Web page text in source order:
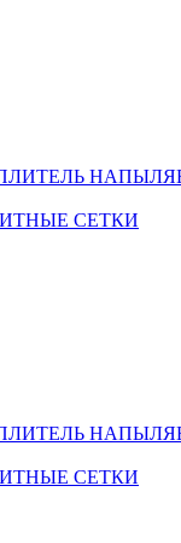
СЕТКИ
СЕТКИ